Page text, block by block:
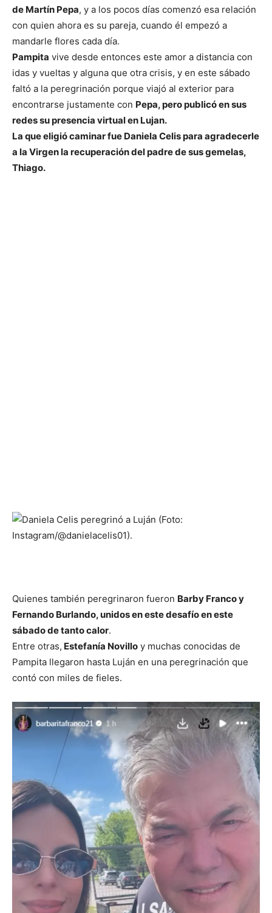
de Martín Pepa, y a los pocos días comenzó esa relación
con quien ahora es su pareja, cuando él empezó a
mandarle flores cada día.
Pampita vive desde entonces este amor a distancia con
idas y vueltas y alguna que otra crisis, y en este sábado
faltó a la peregrinación porque viajó al exterior para
encontrarse justamente con Pepa, pero publicó en sus
redes su presencia virtual en Lujan.
La que eligió caminar fue Daniela Celis para agradecerle
a la Virgen la recuperación del padre de sus gemelas,
Thiago.
Quienes también peregrinaron fueron Barby Franco y
Fernando Burlando, unidos en este desafío en este
sábado de tanto calor.
Entre otras, Estefanía Novillo y muchas conocidas de
Pampita llegaron hasta Luján en una peregrinación que
contó con miles de fieles.